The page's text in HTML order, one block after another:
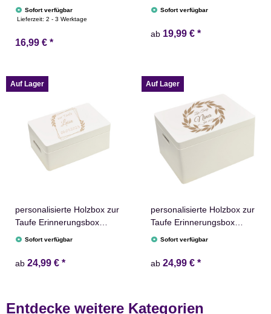
Wunschtext zum
Ruhestand 24x13x8cm
Holz Geschenkidee
Sofort verfügbar
Lieferzeit:2 - 3 Werktage
16,99 € *
Wunschtext für jeden
Erinnerungskiste
Sofort verfügbar
ab 19,99 € *
Auf Lager
personalisierte Holzbox zur
Taufe Erinnerungsbox
Aufbewahrungsbox
Sofort verfügbar
ab 24,99 € *
Auf Lager
personalisierte Holzbox zur
Taufe Erinnerungsbox
Aufbewahrungsbox
Sofort verfügbar
ab 24,99 € *
Entdecke weitere Kategorien